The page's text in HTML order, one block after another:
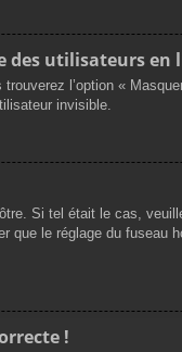
des utilisateurs en
l’option «
invisible.
Si tel était le cas,
le réglage du
!